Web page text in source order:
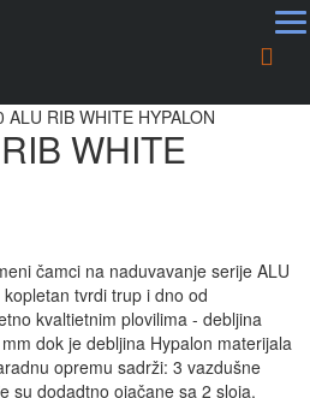
ALU RIB WHITE HYPALON
WHITE
čamci na naduvavanje serije ALU
tvrdi trup i dno od
kvaltietnim plovilima - debljina
dok je debljina Hypalon materijala
opremu sadrži: 3 vazdušne
su dodadtno ojačane sa 2 sloja,